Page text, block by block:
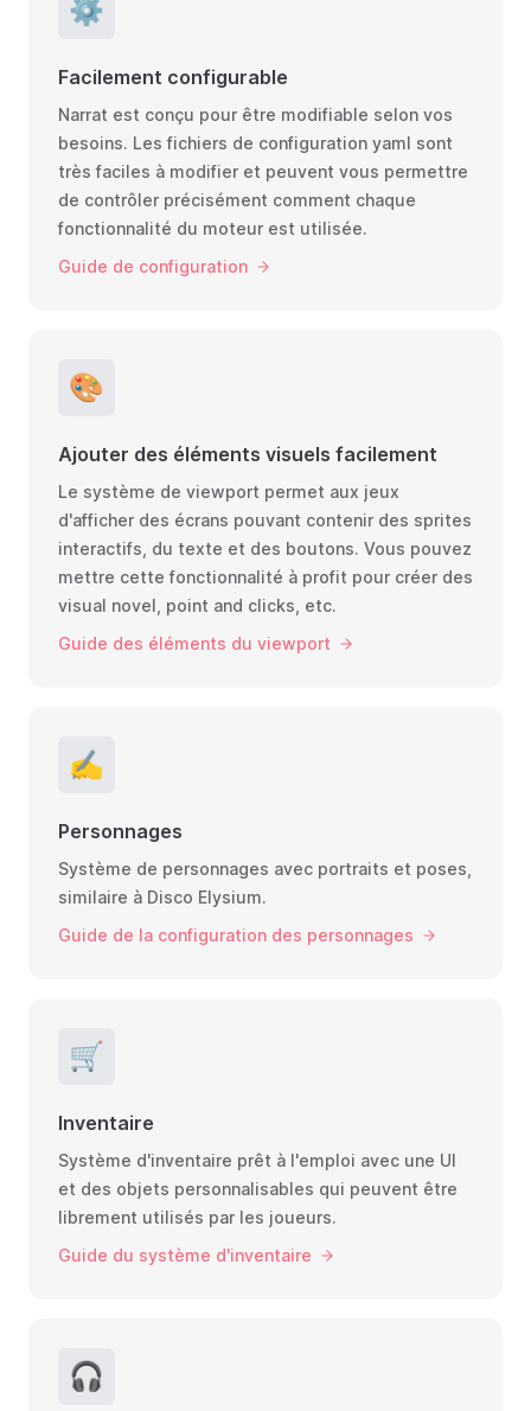
⚙️
Facilement configurable
Narrat est conçu pour être modifiable selon vos
besoins. Les fichiers de configuration yaml sont
très faciles à modifier et peuvent vous permettre
de contrôler précisément comment chaque
fonctionnalité du moteur est utilisée.
Guide de configuration
🎨
Ajouter des éléments visuels facilement
Le système de viewport permet aux jeux
d'afficher des écrans pouvant contenir des sprites
interactifs, du texte et des boutons. Vous pouvez
mettre cette fonctionnalité à profit pour créer des
visual novel, point and clicks, etc.
Guide des éléments du viewport
✍️
Personnages
Système de personnages avec portraits et poses,
similaire à Disco Elysium.
Guide de la configuration des personnages
🛒
Inventaire
Système d'inventaire prêt à l'emploi avec une UI
et des objets personnalisables qui peuvent être
librement utilisés par les joueurs.
Guide du système d'inventaire
🎧